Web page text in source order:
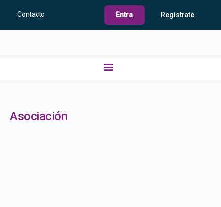
Contacto Entra Regístrate
Asociación